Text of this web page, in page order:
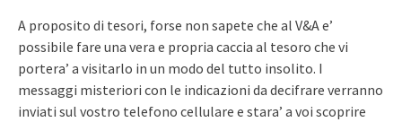
A proposito di tesori, forse non sapete che al V&A e’
possibile fare una vera e propria caccia al tesoro che vi
portera’ a visitarlo in un modo del tutto insolito. I
messaggi misteriori con le indicazioni da decifrare verranno
inviati sul vostro telefono cellulare e stara’ a voi scoprire